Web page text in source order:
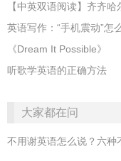
【中英双语阅读】齐齐
英语写作：“手机震动”怎
《Dream It Possible》
听歌学英语的正确方法
大家都在问
不用谢英语怎么说？六种